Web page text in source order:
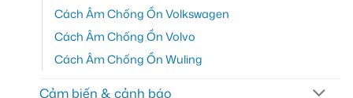
Cách Âm Chống Ồn Volkswagen
Cách Âm Chống Ồn Volvo
Cách Âm Chống Ồn Wuling
Cảm biến & cảnh báo